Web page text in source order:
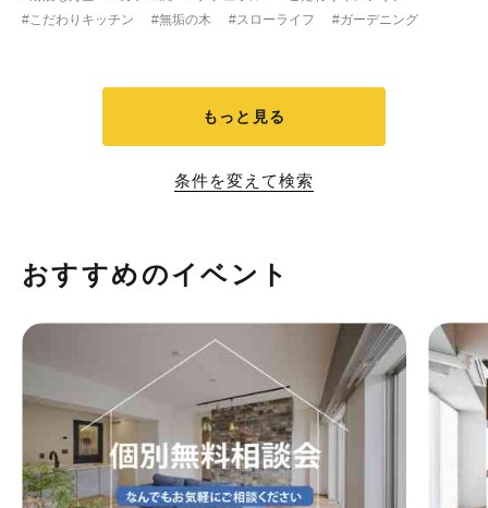
#こだわりキッチン
#無垢の木 #スローライフ #ガーデニング
もっと見る
条件を変えて検索
おすすめのイベント